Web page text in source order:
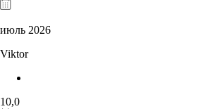
июль 2026
Viktor
10,0